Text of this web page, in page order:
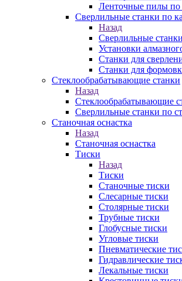
Ленточные пилы по
Сверлильные станки по
Назад
Сверлильные
Установки
Станки для
Станки для
Стеклообрабатывающие станки
Назад
Стеклообрабатывающие
Сверлильные станки по
Станочная оснастка
Назад
Станочная оснастка
Тиски
Назад
Тиски
Станочные тиски
Слесарные тиски
Столярные тиски
Трубные тиски
Глобусные тиски
Угловые тиски
Пневматические
Гидравлические
Лекальные тиски